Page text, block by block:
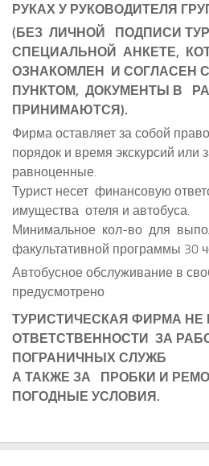
РУКАХ У РУКОВОДИТЕЛЯ
(БЕЗ ЛИЧНОЙ ПОДПИСИ
СПЕЦИАЛЬНОЙ АНКЕТЕ,
ОЗНАКОМЛЕН И СОГЛАСЕН
ПУНКТОМ, ДОКУМЕНТЫ В
ПРИНИМАЮТСЯ).
Фирма оставляет за собой
порядок и время экскурсий или
равноценные.
Турист несет финансовую
имущества отеля и автобуса.
Минимальное кол-во для
факультативной программы 30
Автобусное обслуживание в
предусмотрено
ТУРИСТИЧЕСКАЯ ФИРМА НЕ
ОТВЕТСТВЕННОСТИ ЗА
ПОГРАНИЧНЫХ СЛУЖБ
А ТАКЖЕ ЗА ПРОБКИ И
ПОГОДНЫЕ УСЛОВИЯ.